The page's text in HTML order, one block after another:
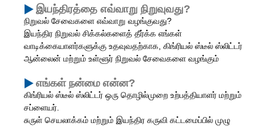
இயந்திரத்தை எவ்வாறு நிறுவுவது?
நிறுவல் சேவைகளை எவ்வாறு வழங்குவது?
இயந்திர நிறுவல் சிக்கல்களைத் தீர்க்க எங்கள்
வாடிக்கையாளர்களுக்கு உதவுவதற்காக, கிங்ரியல் ஸ்டீல் ஸ்லிட்டர்
ஆன்லைன் மற்றும் உள்ளூர் நிறுவல் சேவைகளை வழங்கும்
எங்கள் நன்மை என்ன?
கிங்ரியல் ஸ்டீல் ஸ்லிட்டர் ஒரு தொழில்முறை உற்பத்தியாளர் மற்றும்
சப்ளையர்.
சுருள் செயலாக்கம் மற்றும் இயந்திர கருவி கட்டமைப்பில் முழு